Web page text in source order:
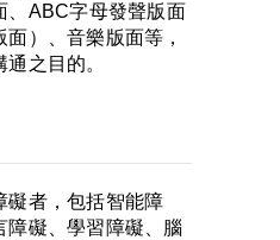
、ABC字母發聲版面
面）、音樂版面等，
之目的。
礙者，包括智能障
障礙、學習障礙、腦